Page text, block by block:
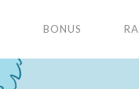
BONUS